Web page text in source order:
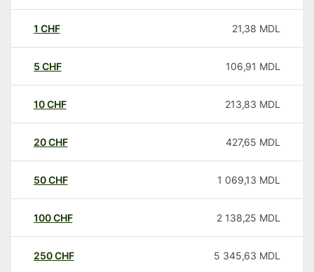
1 CHF 21,38 MDL
5 CHF 106,91 MDL
10CHF 213,83 MDL
20CHF 427,65 MDL
50CHF 1 069,13 MDL
100CHF 2 138,25 MDL
250CHF 5 345,63 MDL